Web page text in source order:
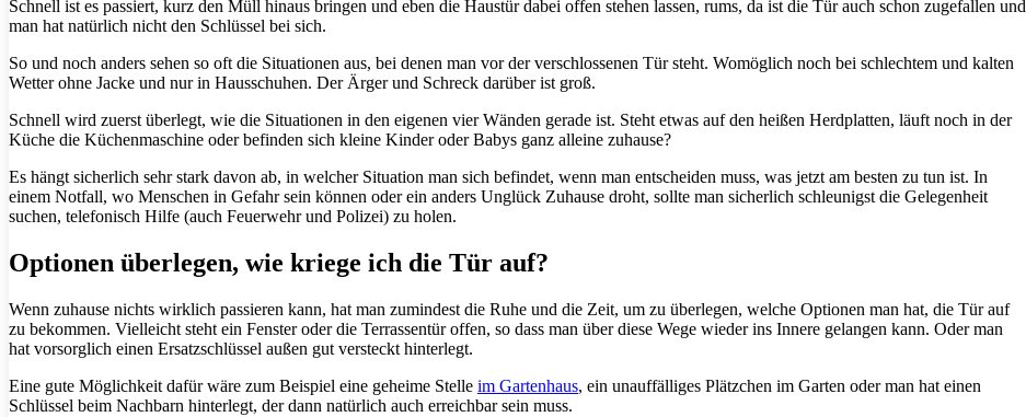
Schnell ist es passiert, kurz den Müll hinaus bringen und eben die Haustür dabei offen stehen lassen, rums, da ist die Tür auch schon zugefallen und
man hat natürlich nicht den Schlüssel bei sich.
So und noch anders sehen so oft die Situationen aus, bei denen man vor der verschlossenen Tür steht. Womöglich noch bei schlechtem und kalten
Wetter ohne Jacke und nur in Hausschuhen. Der Ärger und Schreck darüber ist groß.
Schnell wird zuerst überlegt, wie die Situationen in den eigenen vier Wänden gerade ist. Steht etwas auf den heißen Herdplatten, läuft noch in der
Küche die Küchenmaschine oder befinden sich kleine Kinder oder Babys ganz alleine zuhause?
Es hängt sicherlich sehr stark davon ab, in welcher Situation man sich befindet, wenn man entscheiden muss, was jetzt am besten zu tun ist. In
einem Notfall, wo Menschen in Gefahr sein können oder ein anders Unglück Zuhause droht, sollte man sicherlich schleunigst die Gelegenheit
suchen, telefonisch Hilfe (auch Feuerwehr und Polizei) zu holen.
Optionen überlegen, wie kriege ich die Tür auf?
Wenn zuhause nichts wirklich passieren kann, hat man zumindest die Ruhe und die Zeit, um zu überlegen, welche Optionen man hat, die Tür auf
zu bekommen. Vielleicht steht ein Fenster oder die Terrassentür offen, so dass man über diese Wege wieder ins Innere gelangen kann. Oder man
hat vorsorglich einen Ersatzschlüssel außen gut versteckt hinterlegt.
Eine gute Möglichkeit dafür wäre zum Beispiel eine geheime Stelle im Gartenhaus, ein unauffälliges Plätzchen im Garten oder man hat einen
Schlüssel beim Nachbarn hinterlegt, der dann natürlich auch erreichbar sein muss.